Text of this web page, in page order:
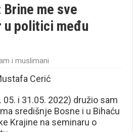
me sve
politici među
i muslimani
Cerić
i 31.05. 2022) družio sam
središnje Bosne i u Bihaću
Krajine na seminaru o